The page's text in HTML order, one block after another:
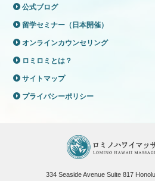
公式ブログ
留学セミナー（日本開催）
オンラインカウンセリング
ロミロミとは？
サイトマップ
プライバシーポリシー
334 Seaside Avenue Suite 817